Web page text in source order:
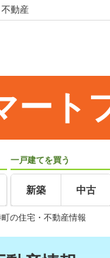
動産
ート
一戸建てを買う
新築 中古
の住宅・不動産情報